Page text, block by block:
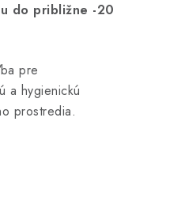
do približne -20
pre
a hygienickú
prostredia.